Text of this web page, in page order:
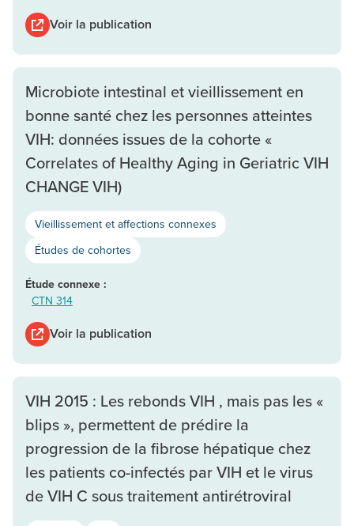
Voir la publication
Microbiote intestinal et vieillissement en
bonne santé chez les personnes atteintes
VIH: données issues de la cohorte «
Correlates of Healthy Aging in Geriatric VIH
CHANGE VIH)
Vieillissement et affections connexes
Études de cohortes
Étude connexe :
CTN 314
Voir la publication
VIH 2015 : Les rebonds VIH , mais pas les «
blips », permettent de prédire la
progression de la fibrose hépatique chez
les patients co-infectés par VIH et le virus
de VIH C sous traitement antirétroviral